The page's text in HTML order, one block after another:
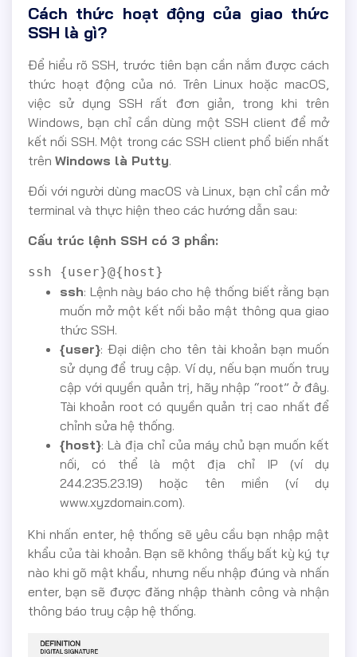
Cách thức hoạt động của giao thức
SSH là gì?
Để hiểu rõ SSH, trước tiên bạn cần nắm được cách
thức hoạt động của nó. Trên Linux hoặc macOS,
việc sử dụng SSH rất đơn giản, trong khi trên
Windows, bạn chỉ cần dùng một SSH client để mở
kết nối SSH. Một trong các SSH client phổ biến nhất
trên Windows là Putty.
Đối với người dùng macOS và Linux, bạn chỉ cần mở
terminal và thực hiện theo các hướng dẫn sau:
Cấu trúc lệnh SSH có 3 phần:
ssh {user}@{host}
ssh: Lệnh này báo cho hệ thống biết rằng bạn
muốn mở một kết nối bảo mật thông qua giao
thức SSH.
{user}: Đại diện cho tên tài khoản bạn muốn
sử dụng để truy cập. Ví dụ, nếu bạn muốn truy
cập với quyền quản trị, hãy nhập “root” ở đây.
Tài khoản root có quyền quản trị cao nhất để
chỉnh sửa hệ thống.
{host}: Là địa chỉ của máy chủ bạn muốn kết
nối, có thể là một địa chỉ IP (ví dụ
244.235.23.19) hoặc tên miền (ví dụ
www.xyzdomain.com).
Khi nhấn enter, hệ thống sẽ yêu cầu bạn nhập mật
khẩu của tài khoản. Bạn sẽ không thấy bất kỳ ký tự
nào khi gõ mật khẩu, nhưng nếu nhập đúng và nhấn
enter, bạn sẽ được đăng nhập thành công và nhận
thông báo truy cập hệ thống.